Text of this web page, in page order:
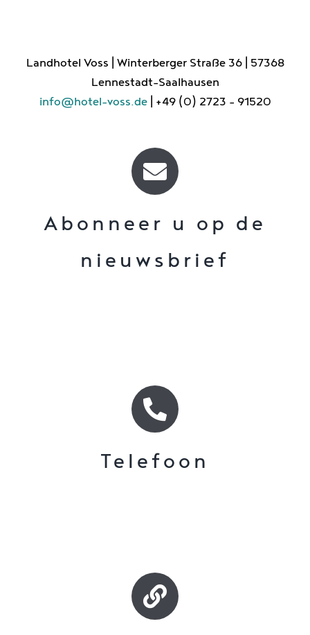
Landhotel Voss | Winterberger Straße 36 | 57368
Lennestadt-Saalhausen
info@hotel-voss.de| +49 (0) 2723 - 91520
Abonneer u op de
nieuwsbrief
Telefoon